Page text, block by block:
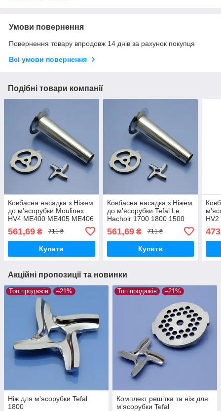
Умови повернення
Повернення товару впродовж 14 днів за рахунок покупця
Всі умови повернення
Подібні товари компанії
Ковбасна насадка з Ніжем
до м'ясорубки Moulinex
HV4 ME400 ME405 ME406
ME416 ME44 ME45
561,69 ₴ 711 ₴
Купити
Ковбасна насадка з Ніжем
до м'ясорубки Tefal Le
Hachoir 1700 1800 1500
ME700188 8574.88
ME701188 ME71083E
561,69₴ 711 ₴
Купити
HV2
Акційні пропозиції та новинки
Топ продажів –21%
Ніж для м'ясорубки Tefal
1800
Топ продажів –21%
Комплект решітка та ніж для
м'ясорубки Tefal